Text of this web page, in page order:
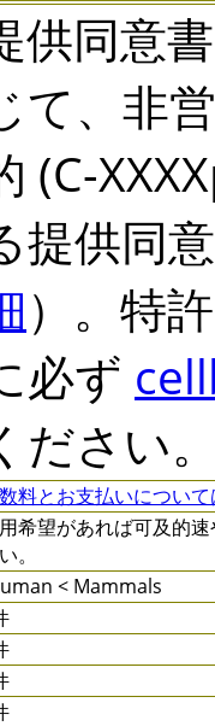
供同意
て、非
(C-
提供同
）。特
必ず
ださい
料とお支払いについ
希望があれば可及的
。
< Mammals